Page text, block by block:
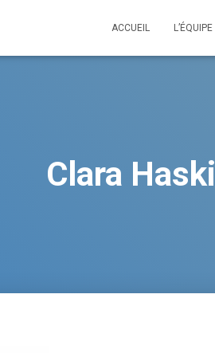
ACCUEIL L’ÉQUIPE
Clara Haskil